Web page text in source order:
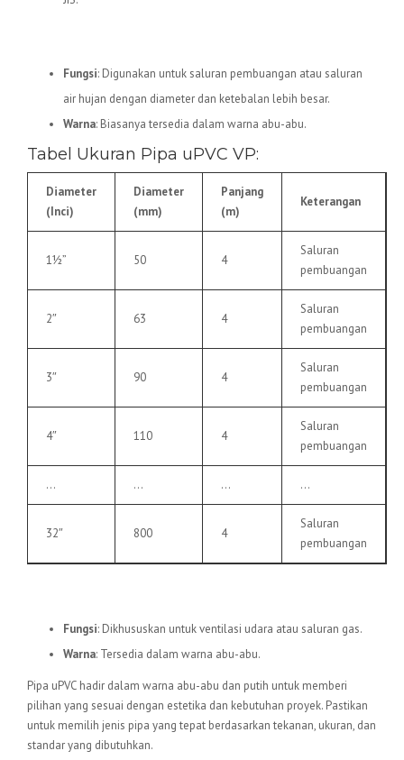
Fungsi: Digunakan untuk saluran pembuangan atau saluran
air hujan dengan diameter dan ketebalan lebih besar.
Warna: Biasanya tersedia dalam warna abu-abu.
Tabel Ukuran Pipa uPVC VP:
Diameter
(Inci)
Diameter
(mm)
Panjang
(m)
Keterangan
1½” 50 4
Saluran
pembuangan
2″ 63 4
Saluran
pembuangan
3″ 90 4
Saluran
pembuangan
4″ 110 4
Saluran
pembuangan
… … … …
32″ 800 4
Saluran
pembuangan
Fungsi: Dikhususkan untuk ventilasi udara atau saluran gas.
Warna: Tersedia dalam warna abu-abu.
Pipa uPVC hadir dalam warna abu-abu dan putih untuk memberi
pilihan yang sesuai dengan estetika dan kebutuhan proyek. Pastikan
untuk memilih jenis pipa yang tepat berdasarkan tekanan, ukuran, dan
standar yang dibutuhkan.